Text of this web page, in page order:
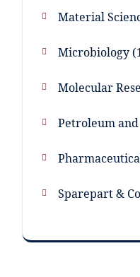
Material
Microbiology
Molecular
Petroleum
Sparepart &